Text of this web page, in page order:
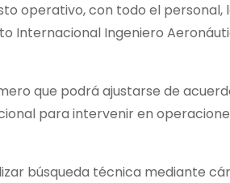
operativo, con todo el personal,
Internacional Ingeniero
que podrá ajustarse de
para intervenir en
búsqueda técnica mediante